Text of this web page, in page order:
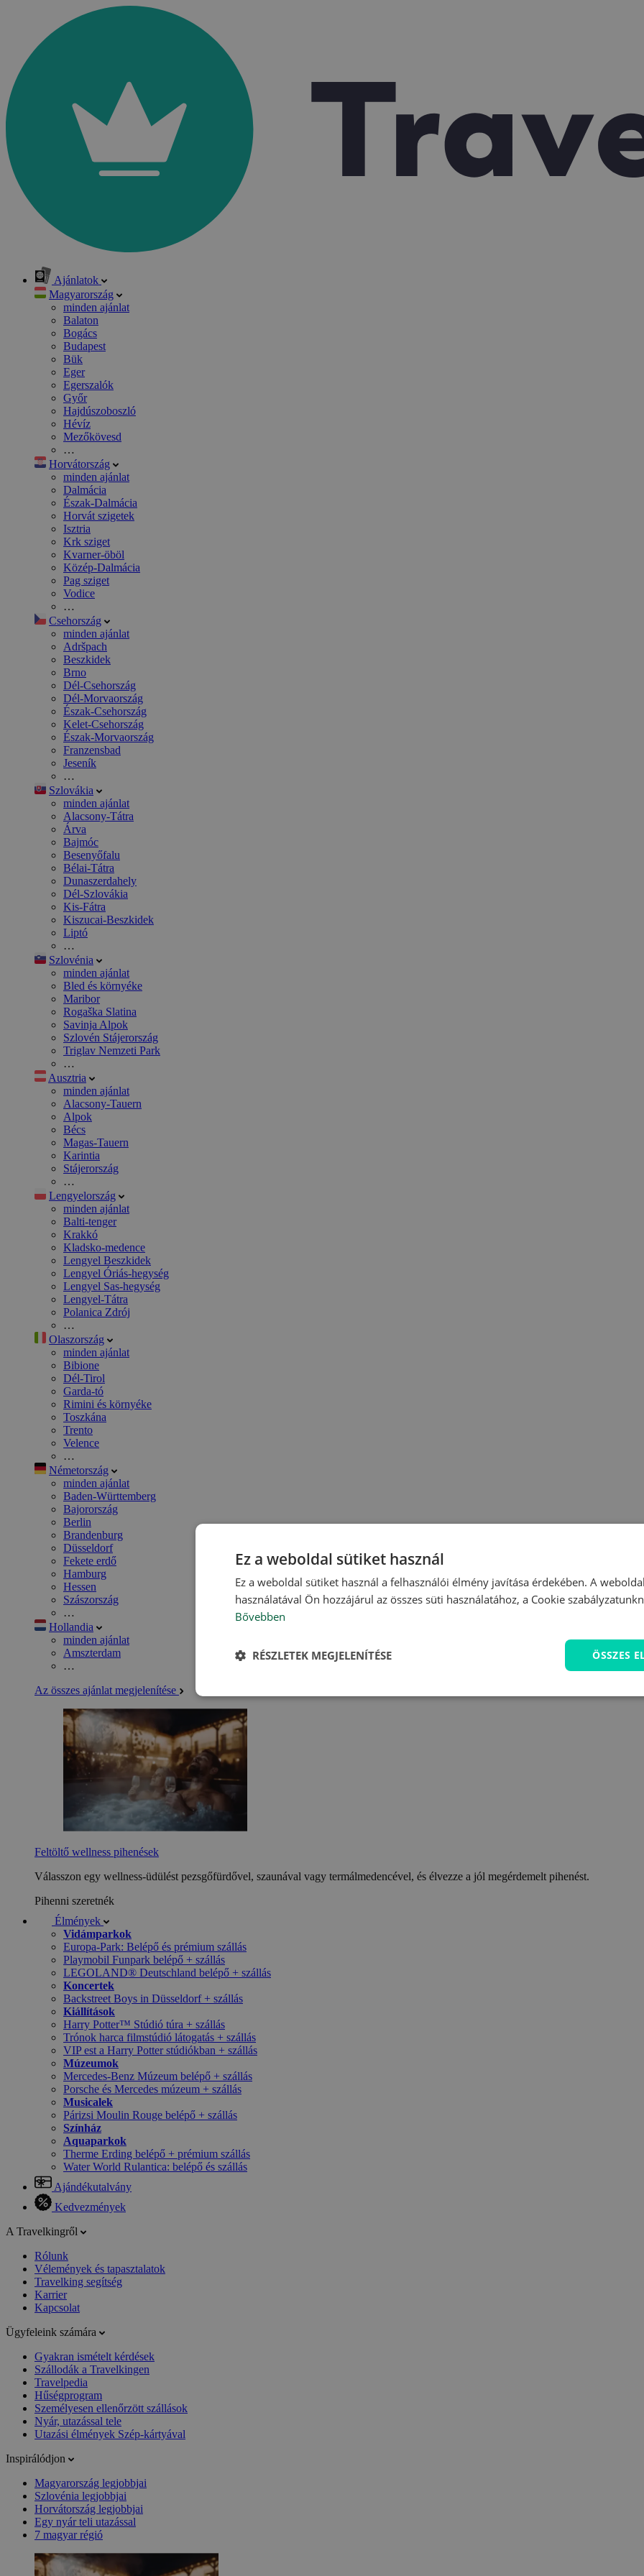
Ajánlatok
Magyarország
minden ajánlat
Balaton
Bogács
Budapest
Bük
Eger
Egerszalók
Győr
Hajdúszoboszló
Hévíz
Mezőkövesd
…
Horvátország
minden ajánlat
Dalmácia
Észak-Dalmácia
Horvát szigetek
Isztria
Krk sziget
Kvarner-öböl
Közép-Dalmácia
Pag sziget
Vodice
…
Csehország
minden ajánlat
Adršpach
Beszkidek
Brno
Dél-Csehország
Dél-Morvaország
Észak-Csehország
Kelet-Csehország
Észak-Morvaország
Franzensbad
Jeseník
…
Szlovákia
minden ajánlat
Alacsony-Tátra
Árva
Bajmóc
Besenyőfalu
Bélai-Tátra
Dunaszerdahely
Dél-Szlovákia
Kis-Fátra
Kiszucai-Beszkidek
Liptó
…
Szlovénia
minden ajánlat
Bled és környéke
Maribor
Rogaška Slatina
Savinja Alpok
Szlovén Stájerország
Triglav Nemzeti Park
…
Ausztria
minden ajánlat
Alacsony-Tauern
Alpok
Bécs
Magas-Tauern
Karintia
Stájerország
…
Lengyelország
minden ajánlat
Balti-tenger
Krakkó
Kladsko-medence
Lengyel Beszkidek
Lengyel Óriás-hegység
Lengyel Sas-hegység
Lengyel-Tátra
Polanica Zdrój
…
Olaszország
minden ajánlat
Bibione
Dél-Tirol
Garda-tó
Rimini és környéke
Toszkána
Trento
Velence
…
Németország
minden ajánlat
Baden-Württemberg
Bajorország
Berlin
Brandenburg
Düsseldorf
Fekete erdő
Hamburg
Hessen
Szászország
…
Hollandia
minden ajánlat
Amszterdam
…
Az összes ajánlat megjelenítése
Feltöltő wellness pihenések
Válasszon egy wellness-üdülést pezsgőfürdővel, szaunával vagy termálmedencével, és élvezze a jól megérdemelt pihenést.
Pihenni szeretnék
Élmények
Vidámparkok
Europa-Park: Belépő és prémium szállás
Playmobil Funpark belépő + szállás
LEGOLAND® Deutschland belépő + szállás
Koncertek
Backstreet Boys in Düsseldorf + szállás
Kiállítások
Harry Potter™ Stúdió túra + szállás
Trónok harca filmstúdió látogatás + szállás
VIP est a Harry Potter stúdiókban + szállás
Múzeumok
Mercedes-Benz Múzeum belépő + szállás
Porsche és Mercedes múzeum + szállás
Musicalek
Párizsi Moulin Rouge belépő + szállás
Színház
Aquaparkok
Therme Erding belépő + prémium szállás
Water World Rulantica: belépő és szállás
Ajándékutalvány
Kedvezmények
A Travelkingről
Rólunk
Vélemények és tapasztalatok
Travelking segítség
Karrier
Kapcsolat
Ügyfeleink számára
Gyakran ismételt kérdések
Szállodák a Travelkingen
Travelpedia
Hűségprogram
Személyesen ellenőrzött szállások
Nyár, utazással tele
Utazási élmények Szép-kártyával
Inspirálódjon
Magyarország legjobbjai
Szlovénia legjobbjai
Horvátország legjobbjai
Egy nyár teli utazással
7 magyar régió
Ez a weboldal sütiket használ
Ez a weboldal sütiket használ a felhasználói élmény javítása érdekében. A
használatával Ön hozzájárul az összes süti használatához, a Cookie
Bővebben
ÖSSZES
RÉSZLETEK MEGJELENÍTÉSE